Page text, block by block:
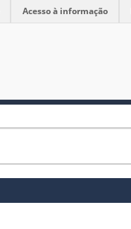
Acesso à informação